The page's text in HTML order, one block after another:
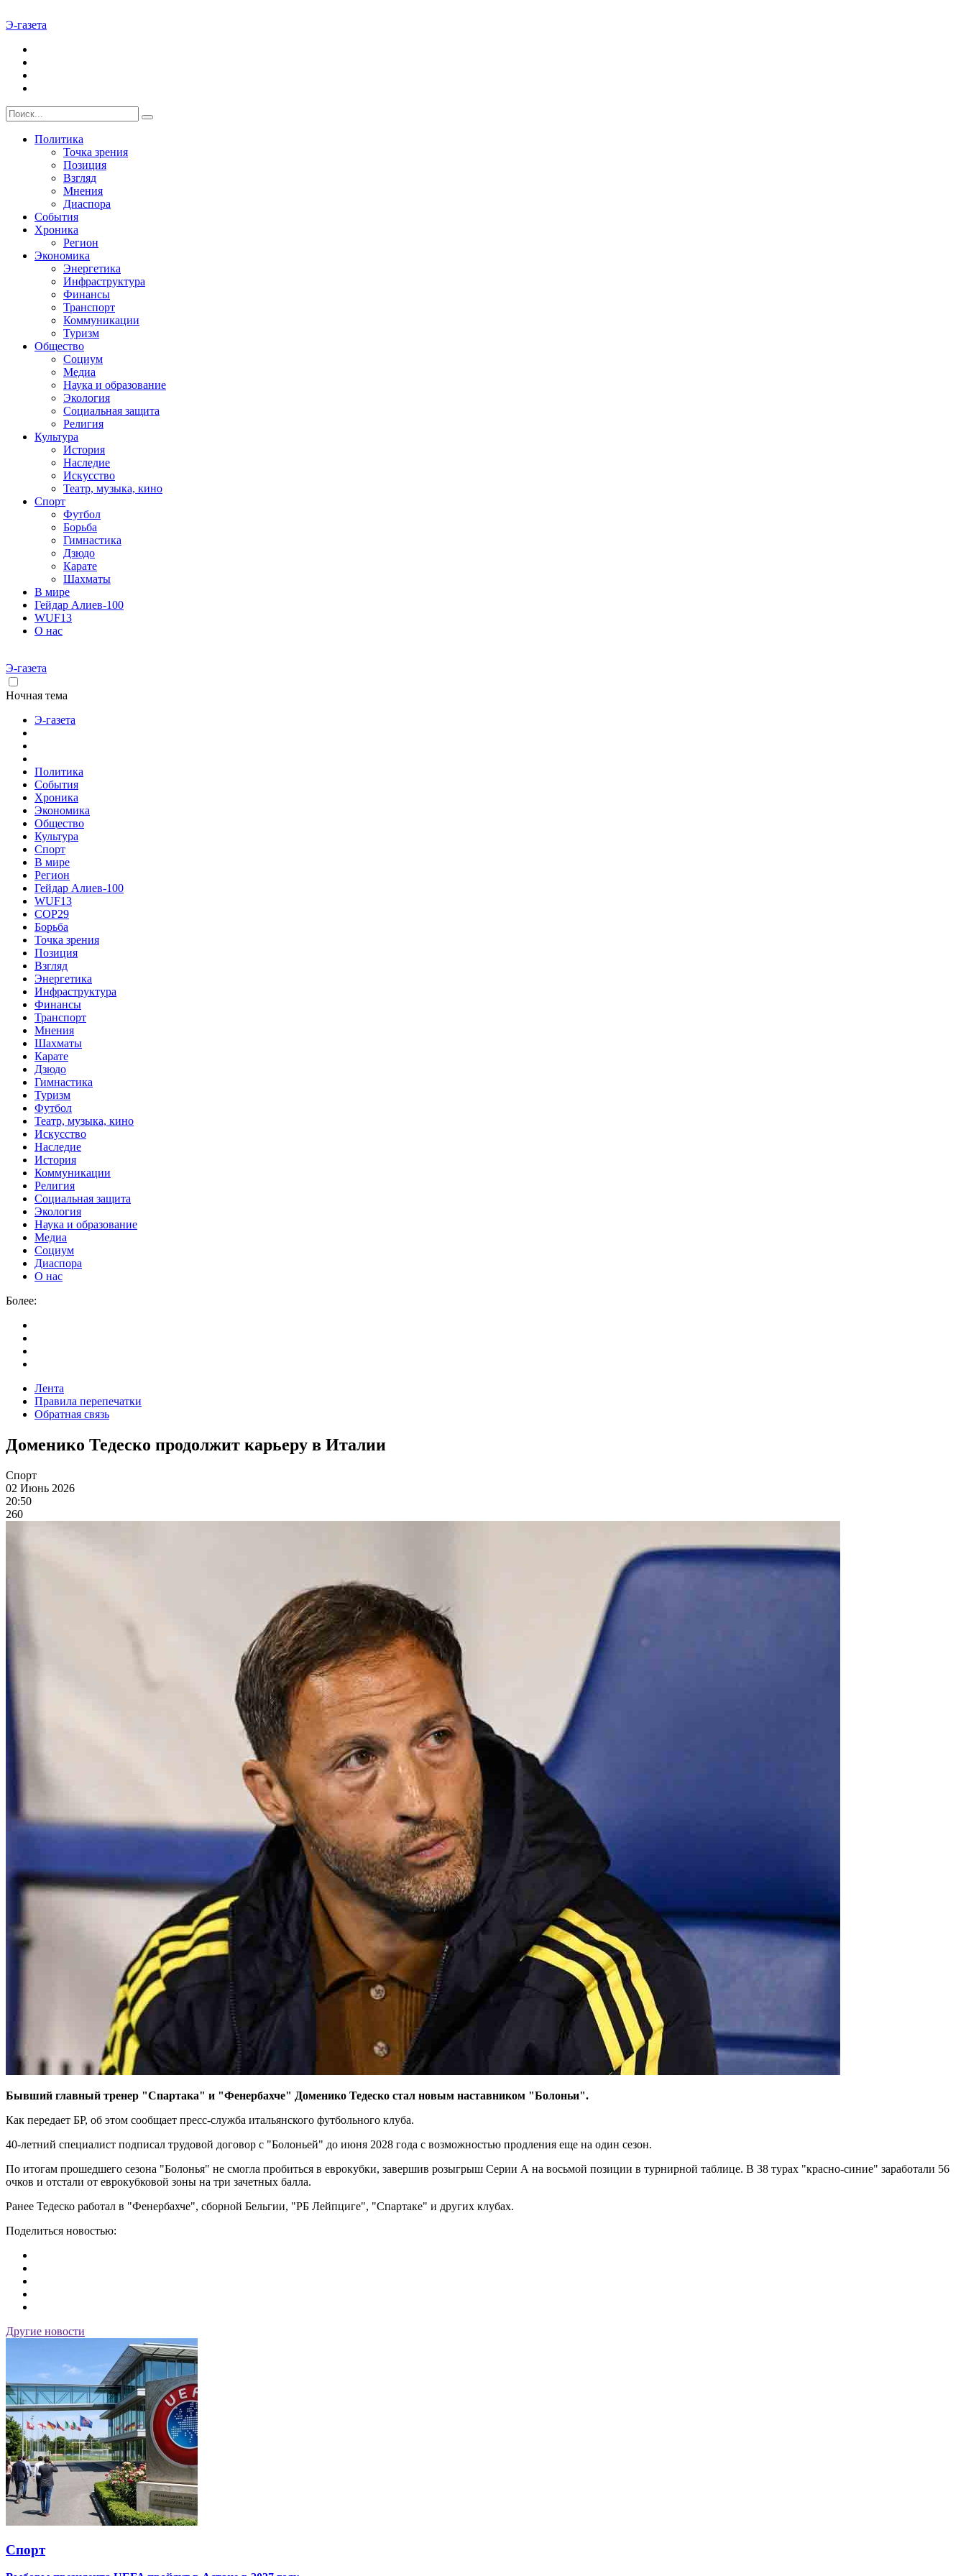
Э-газета
Политика
Точка зрения
Позиция
Взгляд
Мнения
Диаспора
События
Хроника
Регион
Экономика
Энергетика
Инфраструктура
Финансы
Транспорт
Коммуникации
Туризм
Общество
Социум
Медиа
Наука и образование
Экология
Социальная защита
Религия
Культура
История
Наследие
Искусство
Театр, музыка, кино
Спорт
Футбол
Борьба
Гимнастика
Дзюдо
Карате
Шахматы
В мире
Гейдар Алиев-100
WUF13
О нас
Э-газета
Ночная тема
Э-газета
Политика
События
Хроника
Экономика
Общество
Культура
Спорт
В мире
Регион
Гейдар Алиев-100
WUF13
COP29
Борьба
Точка зрения
Позиция
Взгляд
Энергетика
Инфраструктура
Финансы
Транспорт
Мнения
Шахматы
Карате
Дзюдо
Гимнастика
Туризм
Футбол
Театр, музыка, кино
Искусство
Наследие
История
Коммуникации
Религия
Социальная защита
Экология
Наука и образование
Медиа
Социум
Диаспора
О нас
Более:
Лента
Правила перепечатки
Обратная связь
Доменико Тедеско продолжит карьеру в Италии
Спорт
02 Июнь 2026
20:50
260
Бывший главный тренер "Спартака" и "Фенербахче" Доменико Тедеско стал новым наставником "Болоньи".
Как передает БР, об этом сообщает пресс-служба итальянского футбольного клуба.
40-летний специалист подписал трудовой договор с "Болоньей" до июня 2028 года с возможностью продления еще на один сезон.
По итогам прошедшего сезона "Болонья" не смогла пробиться в еврокубки, завершив розыгрыш Серии А на восьмой позиции в турнирной таблице. В 38 турах "красно-синие" заработали 56
очков и отстали от еврокубковой зоны на три зачетных балла.
Ранее Тедеско работал в "Фенербахче", сборной Бельгии, "РБ Лейпциге", "Спартаке" и других клубах.
Поделиться новостью:
Другие новости
Спорт